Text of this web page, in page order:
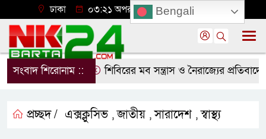
ঢাকা ০৩:২১ অপরাহ্ন, রবিবার, ০৯ অগাস্ট ২০২৬
সংবাদ শিরোনাম :: শিবিরের মব সন্ত্রাস ও নৈরাজ্যের প্রতিবাদে
প্রচ্ছদ / এক্সক্লুসিভ ,জাতীয় ,সারাদেশ ,স্বাস্থ্য
Bengali